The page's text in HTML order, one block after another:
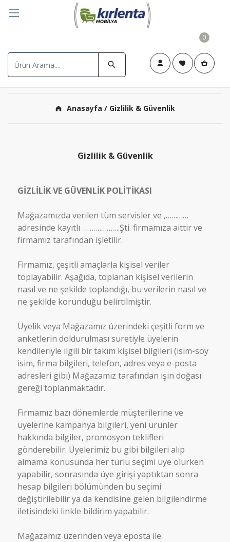
0
Anasayfa / Gizlilik & Güvenlik
Gizlilik & Güvenlik
GİZLİLİK VE GÜVENLİK POLİTİKASI
Mağazamızda verilen tüm servisler ve ,…………
adresinde kayıtlı ……………….Şti. firmamıza aittir ve
firmamız tarafından işletilir.
Firmamız, çeşitli amaçlarla kişisel veriler
toplayabilir. Aşağıda, toplanan kişisel verilerin
nasıl ve ne şekilde toplandığı, bu verilerin nasıl ve
ne şekilde korunduğu belirtilmiştir.
Üyelik veya Mağazamız üzerindeki çeşitli form ve
anketlerin doldurulması suretiyle üyelerin
kendileriyle ilgili bir takım kişisel bilgileri (isim-soy
isim, firma bilgileri, telefon, adres veya e-posta
adresleri gibi) Mağazamız tarafından işin doğası
gereği toplanmaktadır.
Firmamız bazı dönemlerde müşterilerine ve
üyelerine kampanya bilgileri, yeni ürünler
hakkında bilgiler, promosyon teklifleri
gönderebilir. Üyelerimiz bu gibi bilgileri alıp
almama konusunda her türlü seçimi üye olurken
yapabilir, sonrasında üye girişi yaptıktan sonra
hesap bilgileri bölümünden bu seçimi
değiştirilebilir ya da kendisine gelen bilgilendirme
iletisindeki linkle bildirim yapabilir.
Mağazamız üzerinden veya eposta ile